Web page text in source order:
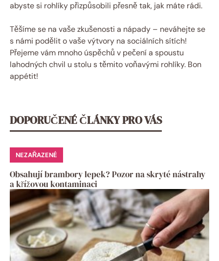
abyste si rohlíky přizpůsobili přesně tak, jak máte rádi.
Těšíme se na vaše zkušenosti a nápady – neváhejte se
s námi podělit o vaše výtvory na sociálních sítích!
Přejeme vám mnoho úspěchů v pečení a spoustu
lahodných chvil u stolu s těmito voňavými rohlíky. Bon
appétit!
DOPORUČENÉ ČLÁNKY PRO VÁS
NEZAŘAZENÉ
Obsahují brambory lepek? Pozor na skryté nástrahy
a křížovou kontaminaci